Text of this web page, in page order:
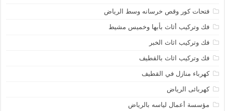
فتحات كور وقص خرسانه وسط الرياض
فك وتركيب أثاث بأبها وخميس مشيط
فك وتركيب اثاث الخبر
فك وتركيب اثاث بالقطيف
كهرباء منازل في القطيف
كهربائى الرياض
مؤسسة أعمال لياسه بالرياض